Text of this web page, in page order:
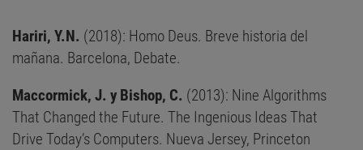
Hariri, Y.N. (2018): Homo Deus. Breve historia del
mañana. Barcelona, Debate.
Maccormick, J. y Bishop, C. (2013): Nine Algorithms
That Changed the Future. The Ingenious Ideas That
Drive Today’s Computers. Nueva Jersey, Princeton